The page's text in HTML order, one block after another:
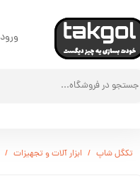
ورود
حساب کاربری من
تغییر گذر واژه
سفارشات
تکگل شاپ ابزار آلات و تجهیزات